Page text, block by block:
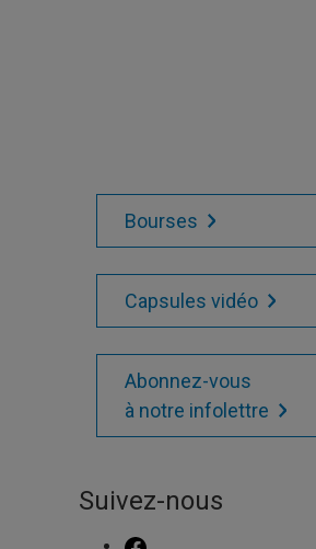
Bourses
Capsules vidéo
Abonnez-vous
à notre infolettre
Suivez-nous